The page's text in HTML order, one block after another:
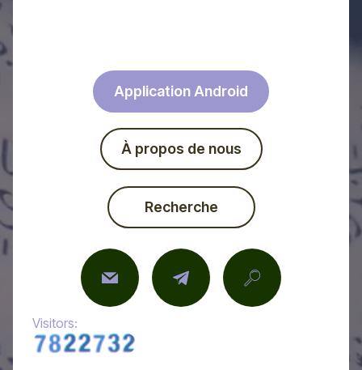
Application Android
À propos de nous
Recherche
Visitors: